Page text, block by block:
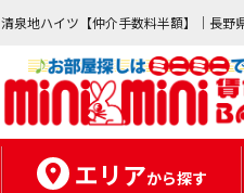
清泉地ハイツ【仲介手数料半額】｜長野
エリアから探す